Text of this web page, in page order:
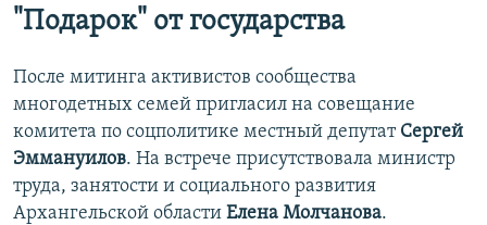
"Подарок" от государства
После митинга активистов сообщества
многодетных семей пригласил на совещание
комитета по соцполитике местный депутат Сергей
Эммануилов. На встрече присутствовала министр
труда, занятости и социального развития
Архангельской области Елена Молчанова.